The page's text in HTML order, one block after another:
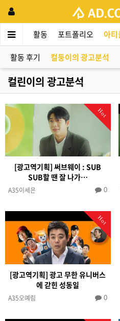
리지 활동 포트폴리오 아티
활동 후기 컬둥이의 광고분석
컬린이의 광고분석
Hot
[광고역기획] 써브웨이 : SUB
SUB할 땐 잘 나가…
A35이세은 0
Hot
[광고역기획] 광고 무한 유니버스
에 갇힌 성동일
A35오예림 0